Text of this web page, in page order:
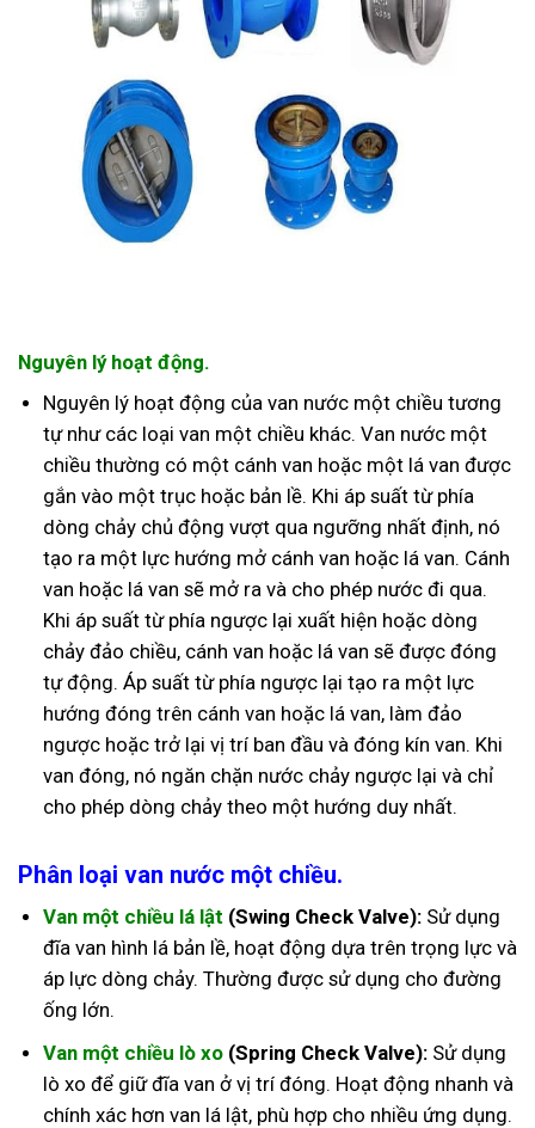
Nguyên lý hoạt động.
Nguyên lý hoạt động của van nước một chiều tương
tự như các loại van một chiều khác. Van nước một
chiều thường có một cánh van hoặc một lá van được
gắn vào một trục hoặc bản lề. Khi áp suất từ phía
dòng chảy chủ động vượt qua ngưỡng nhất định, nó
tạo ra một lực hướng mở cánh van hoặc lá van. Cánh
van hoặc lá van sẽ mở ra và cho phép nước đi qua.
Khi áp suất từ phía ngược lại xuất hiện hoặc dòng
chảy đảo chiều, cánh van hoặc lá van sẽ được đóng
tự động. Áp suất từ phía ngược lại tạo ra một lực
hướng đóng trên cánh van hoặc lá van, làm đảo
ngược hoặc trở lại vị trí ban đầu và đóng kín van. Khi
van đóng, nó ngăn chặn nước chảy ngược lại và chỉ
cho phép dòng chảy theo một hướng duy nhất.
Phân loại van nước một chiều.
Van một chiều lá lật (Swing Check Valve):Sử dụng
đĩa van hình lá bản lề, hoạt động dựa trên trọng lực và
áp lực dòng chảy. Thường được sử dụng cho đường
ống lớn.
Van một chiều lò xo(Spring Check Valve):Sử dụng
lò xo để giữ đĩa van ở vị trí đóng. Hoạt động nhanh và
chính xác hơn van lá lật, phù hợp cho nhiều ứng dụng.